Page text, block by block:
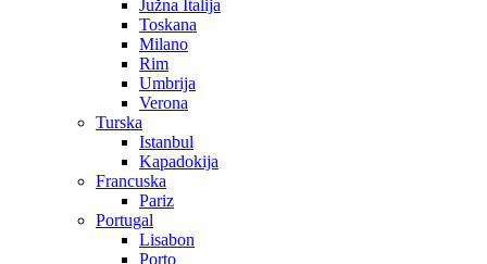
Južna Italija
Toskana
Milano
Rim
Umbrija
Verona
Turska
Istanbul
Kapadokija
Francuska
Pariz
Portugal
Lisabon
Porto